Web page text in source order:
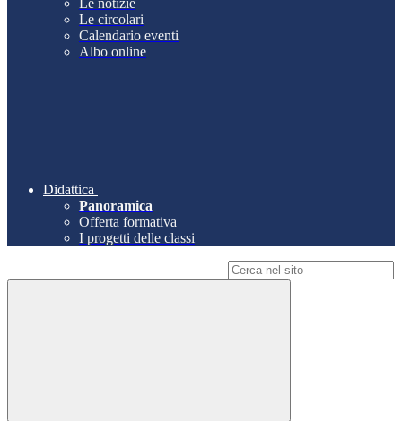
Le notizie
Le circolari
Calendario eventi
Albo online
Didattica
Panoramica
Offerta formativa
I progetti delle classi